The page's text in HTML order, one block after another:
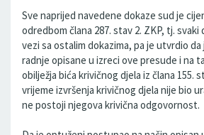
Sve naprijed navedene dokaze sud je
odredbom člana 287. stav 2. ZKP, tj. svaki
vezi sa ostalim dokazima, pa je utvrdio
radnje opisane u izreci ove presude i na
obilježja bića krivičnog djela iz člana 155.
vrijeme izvršenja krivičnog djela nije bio
ne postoji njegova krivična odgovornost.